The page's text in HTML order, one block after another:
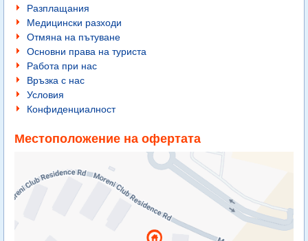
Разплащания
Медицински разходи
Отмяна на пътуване
Основни права на туриста
Работа при нас
Връзка с нас
Условия
Конфиденциалност
Местоположение на офертата